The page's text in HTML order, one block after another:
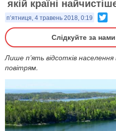
п’ятниця, 4 травень 2018, 0:19
Слідкуйте за нами
Лише п’ять відсотків
повітрям.